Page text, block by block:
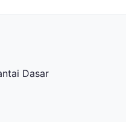
Dasar